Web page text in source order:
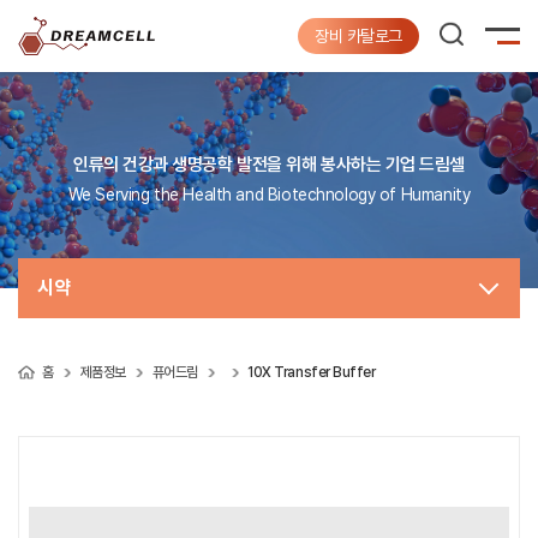
장비 카탈로그
인류의 건강과 생명공학 발전을 위해 봉사하는 기업 드림셀
We Serving the Health and Biotechnology of Humanity
시약
홈 제품정보 퓨어드림 10X Transfer Buffer